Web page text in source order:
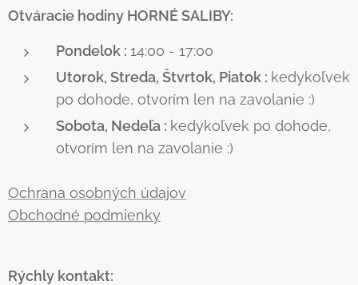
Otváracie hodiny HORNÉ SALIBY:
Pondelok : 14:00 - 17:00
Utorok, Streda, Štvrtok, Piatok : kedykoľvek
po dohode, otvorím len na zavolanie :)
Sobota, Nedeľa : kedykoľvek po dohode,
otvorím len na zavolanie :)
Ochrana osobných údajov
Obchodné podmienky
Rýchly kontakt: